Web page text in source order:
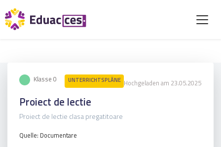
Klasse 0 UNTERRICHTSPLÄNE Hochgeladen am 23.05.2025
Proiect de lectie
Proiect de lectie clasa pregatitoare
Quelle: Documentare